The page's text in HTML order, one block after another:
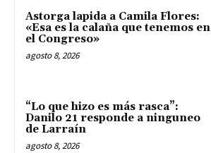
Astorga lapida a Camila Flores:
«Esa es la calaña que tenemos en
el Congreso»
agosto 8, 2026
“Lo que hizo es más rasca”:
Danilo 21 responde a ninguneo
de Larraín
agosto 8, 2026